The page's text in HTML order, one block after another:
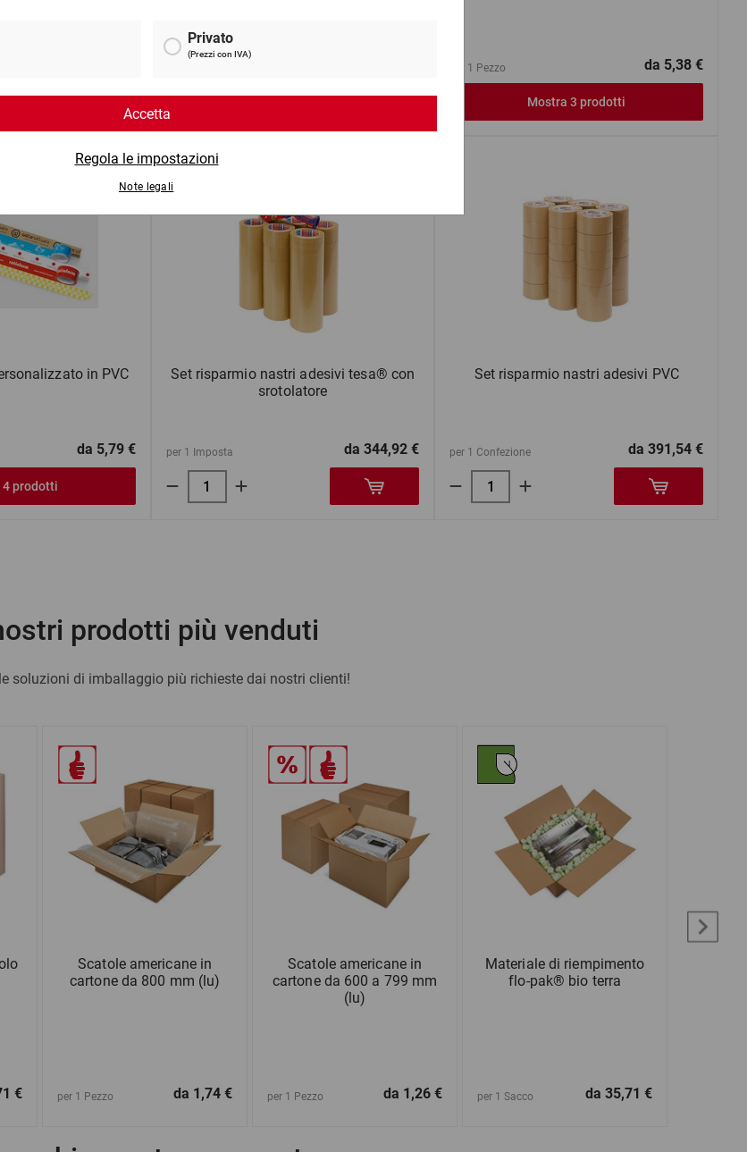
per 1 Pezzo da 5,38 €
Mostra 3 prodotti
in PVC
da 5,79 €
4 prodotti
Set risparmio nastri adesivi tesa® con
srotolatore
per 1 Imposta da 344,92 €
Set risparmio nastri adesivi PVC
per 1 Confezione da 391,54 €
prodotti più venduti
soluzioni di imballaggio più richieste dai nostri clienti!
€
Scatole americane in
cartone da 800 mm (lu)
per 1 Pezzo da 1,74 €
Scatole americane in
cartone da 600 a 799 mm
(lu)
per 1 Pezzo da 1,26 €
Materiale di riempimento
flo-pak® bio terra
per 1 Sacco da 35,71 €